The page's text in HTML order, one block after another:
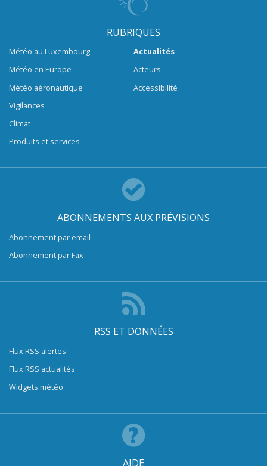
RUBRIQUES
Météo au Luxembourg
Météo en Europe
Météo aéronautique
Vigilances
Climat
Produits et services
Actualités
Acteurs
Accessibilité
ABONNEMENTS AUX PRÉVISIONS
Abonnement par email
Abonnement par Fax
RSS ET DONNÉES
Flux RSS alertes
Flux RSS actualités
Widgets météo
AIDE